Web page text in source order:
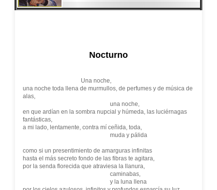
Nocturno
Una noche,
una noche toda llena de murmullos, de perfumes y de música de
alas,
una noche,
en que ardían en la sombra nupcial y húmeda, las luciérnagas
fantásticas,
a mi lado, lentamente, contra mí ceñida, toda,
muda y pálida
como si un presentimiento de amarguras infinitas
hasta el más secreto fondo de las fibras te agitara,
por la senda florecida que atraviesa la llanura,
caminabas,
y la luna llena